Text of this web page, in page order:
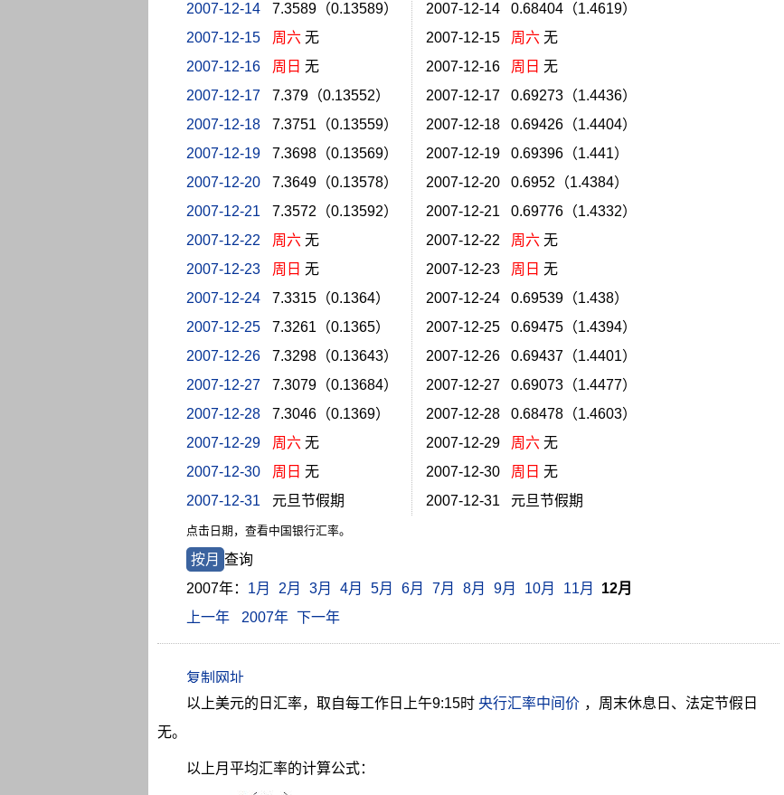
2007-12-14
7.3589（0.13589）
2007-12-15
周六无
2007-12-16
周日 无
2007-12-17
7.379（0.13552）
2007-12-18
7.3751（0.13559）
2007-12-19
7.3698（0.13569）
2007-12-20
7.3649（0.13578）
2007-12-21
7.3572（0.13592）
2007-12-22
周六无
2007-12-23
周日 无
2007-12-24
7.3315（0.1364）
2007-12-25
7.3261（0.1365）
2007-12-26
7.3298（0.13643）
2007-12-27
7.3079（0.13684）
2007-12-28
7.3046（0.1369）
2007-12-29
周六无
2007-12-30
周日 无
2007-12-31
元旦节假期
点击日期，查看中国银行汇率。
2007-12-14 0.68404（1.4619）
2007-12-15 周六无
2007-12-16 周日 无
2007-12-17 0.69273（1.4436）
2007-12-18 0.69426（1.4404）
2007-12-19 0.69396（1.441）
2007-12-20 0.6952（1.4384）
2007-12-21 0.69776（1.4332）
2007-12-22 周六无
2007-12-23 周日 无
2007-12-24 0.69539（1.438）
2007-12-25 0.69475（1.4394）
2007-12-26 0.69437（1.4401）
2007-12-27 0.69073（1.4477）
2007-12-28 0.68478（1.4603）
2007-12-29 周六无
2007-12-30 周日 无
2007-12-31 元旦节假期
按月 查询
2007年： 1月 2月 3月 4月 5月 6月 7月 8月 9月 10月 11月
12月
上一年
2007年 下一年
以上美元的日汇率，取自每工作日上午9:15时 央行汇率中间价 ，周末休息日、法定节假日
无。
以上月平均汇率的计算公式：